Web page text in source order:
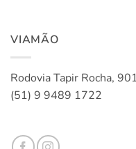
VIAMÃO
Rodovia Tapir Rocha,
(51) 9 9489 1722